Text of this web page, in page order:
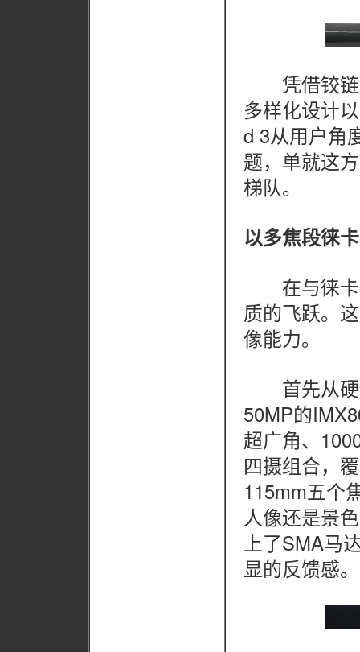
凭借铰链
多样化设计
d 3从用户角
题，单就这
梯队。
以多焦段徕
在与徕卡
质的飞跃。
像能力。
首先从硬
50MP的
超广角、
四摄组合，
115mm五个
人像还是景
上了SMA马
显的反馈感。